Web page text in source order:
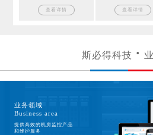
查看详情 查看详情
斯必得科技
业务领域
Business area
提供高效的机房监控产品
和维护服务